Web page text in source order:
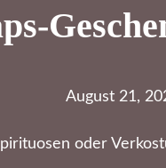
August 21,
oder